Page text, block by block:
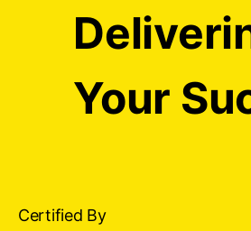
Your
Certified By